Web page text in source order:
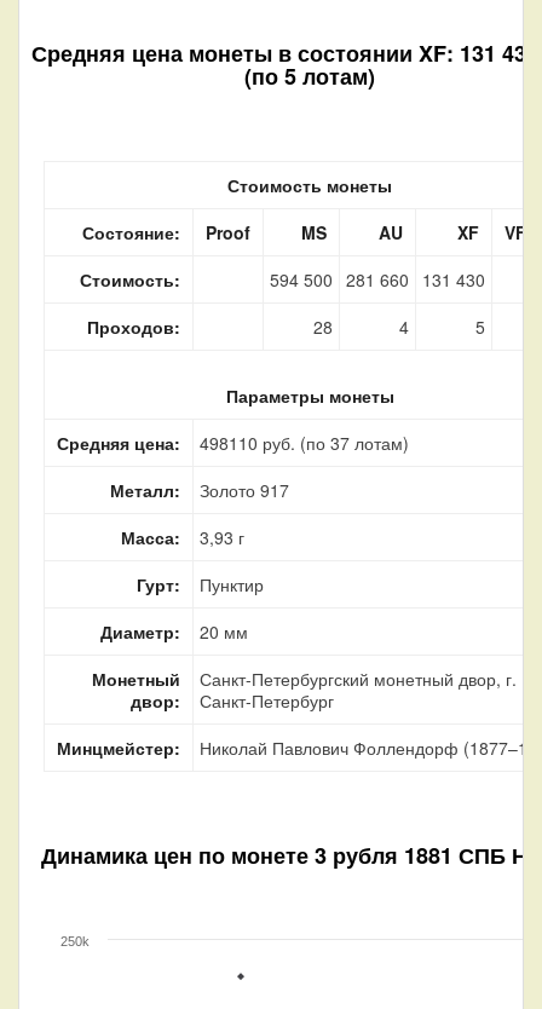
Средняя цена монеты в состоянии XF: 131
(по 5 лотам)
Стоимость монеты
Состояние:
Proof MS AU XF
VF
Стоимость:
594 500 281 660
131 430
Проходов:
28 4 5
Параметры монеты
Средняя цена:
498110 руб. (по 37 лотам)
Металл:
Золото 917
Масса:
3,93 г
Гурт:
Пунктир
Диаметр:
20 мм
Монетный
двор:
Санкт-Петербургский монетный двор, г.
Санкт-Петербург
Минцмейстер:
Николай Павлович Фоллендорф
Динамика цен по монете3 рубля 1881 СПБ
250k